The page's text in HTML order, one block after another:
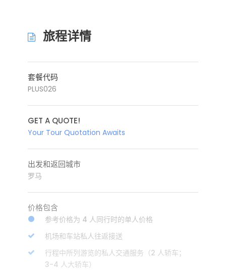
旅程详情
套餐代码
PLUS026
GET A QUOTE!
Your Tour Quotation Awaits
出发和返回城市
罗马
价格包含
参考价格为 4 人同行时的单人价格
机场和车站私人往返接送
行程中所列游览的私人交通服务（2 人轿车；
3-4 人大轿车）